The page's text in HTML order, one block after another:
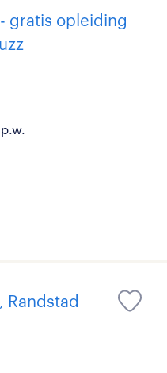
gratis opleiding
Randstad